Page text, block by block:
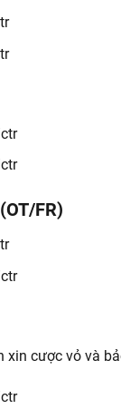
FR)
xin cược vỏ và